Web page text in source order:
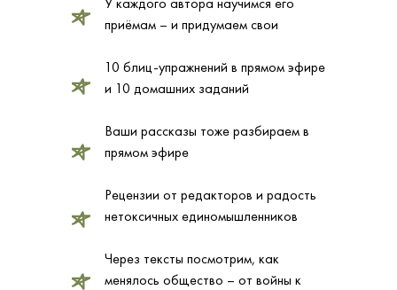
приёмам – и придумаем свои
10 блиц-упражнений в прямом эфире
и 10 домашних заданий
Ваши рассказы тоже разбираем в
прямом эфире
Рецензии от редакторов и радость
нетоксичных единомышленников
Через тексты посмотрим, как
менялось общество – от войны к